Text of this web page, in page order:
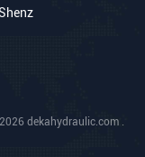
© 2026 dekahydraulic.com .